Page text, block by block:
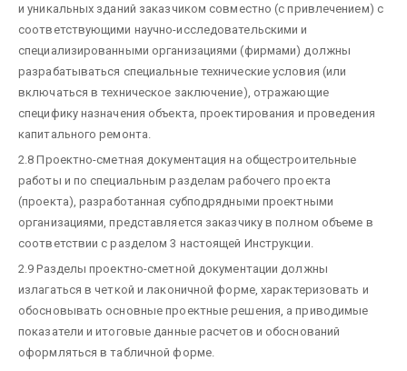
и уникальных зданий заказчиком совместно (с привлечением) с
соответствующими научно-исследовательскими и
специализированными организациями (фирмами) должны
разрабатываться специальные технические условия (или
включаться в техническое заключение), отражающие
специфику назначения объекта, проектирования и проведения
капитального ремонта.
2.8 Проектно-сметная документация на общестроительные
работы и по специальным разделам рабочего проекта
(проекта), разработанная субподрядными проектными
организациями, представляется заказчику в полном объеме в
соответствии с разделом 3 настоящей Инструкции.
2.9 Разделы проектно-сметной документации должны
излагаться в четкой и лаконичной форме, характеризовать и
обосновывать основные проектные решения, а приводимые
показатели и итоговые данные расчетов и обоснований
оформляться в табличной форме.